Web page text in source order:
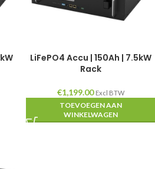
LiFePO4 Accu | 150Ah | 7.5kW
Rack
€1,199.00 Excl BTW
TOEVOEGEN AAN
WINKELWAGEN